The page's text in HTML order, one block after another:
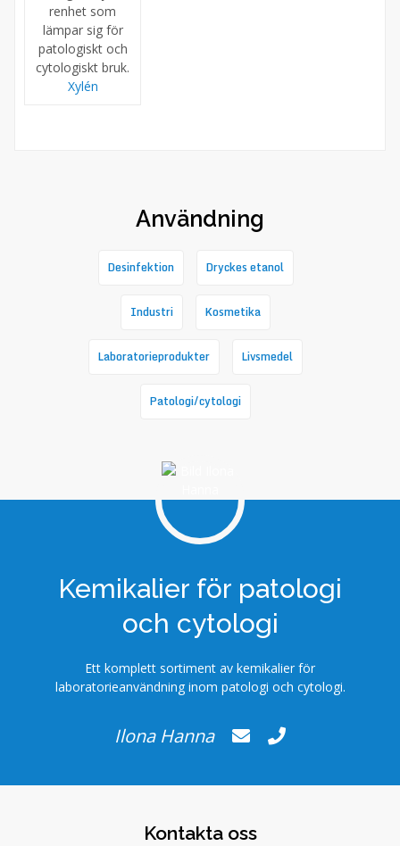
Xylén
Användning
Desinfektion Dryckes etanol
Industri Kosmetika
Laboratorieprodukter Livsmedel
Patologi/cytologi
Kemikalier för patologi
och cytologi
Ett komplett sortiment av kemikalier för
laboratorieanvändning inom patologi och cytologi.
Ilona Hanna
Kontakta oss